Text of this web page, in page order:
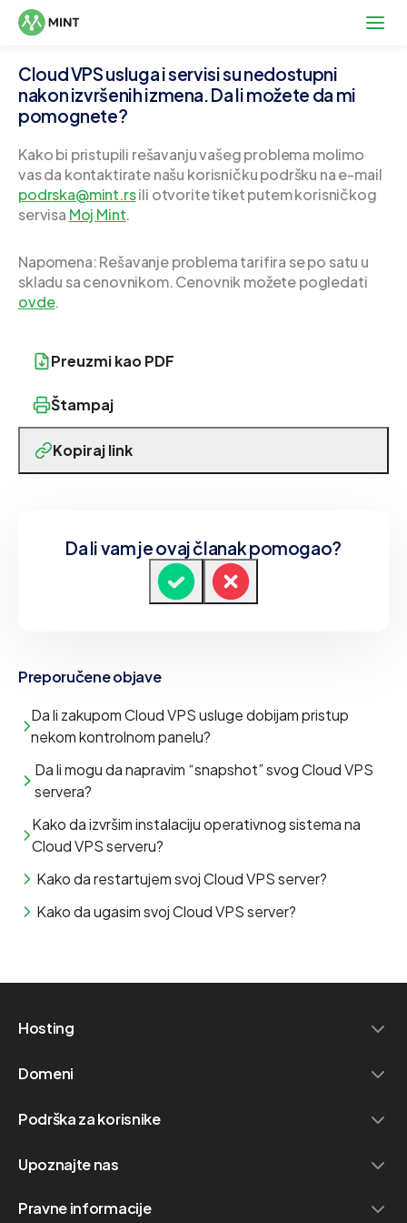
Cloud VPS usluga i servisi su nedostupni
nakon izvršenih izmena. Da li možete da mi
pomognete?
Kako bi pristupili rešavanju vašeg problema molimo
vas da kontaktirate našu korisničku podršku na e-mail
podrska@mint.rsili otvorite tiket putem korisničkog
servisa Moj Mint.
Napomena: Rešavanje problema tarifira se po satu u
skladu sa cenovnikom. Cenovnik možete pogledati
ovde.
Preuzmi kao PDF
Štampaj
Kopiraj link
Da li vam je ovaj članak pomogao?
Preporučene objave
Da li zakupom Cloud VPS usluge dobijam pristup
nekom kontrolnom panelu?
Da li mogu da napravim “snapshot” svog Cloud VPS
servera?
Kako da izvršim instalaciju operativnog sistema na
Cloud VPS serveru?
Kako da restartujem svoj Cloud VPS server?
Kako da ugasim svoj Cloud VPS server?
Hosting
Domeni
Podrška za korisnike
Upoznajte nas
Pravne informacije